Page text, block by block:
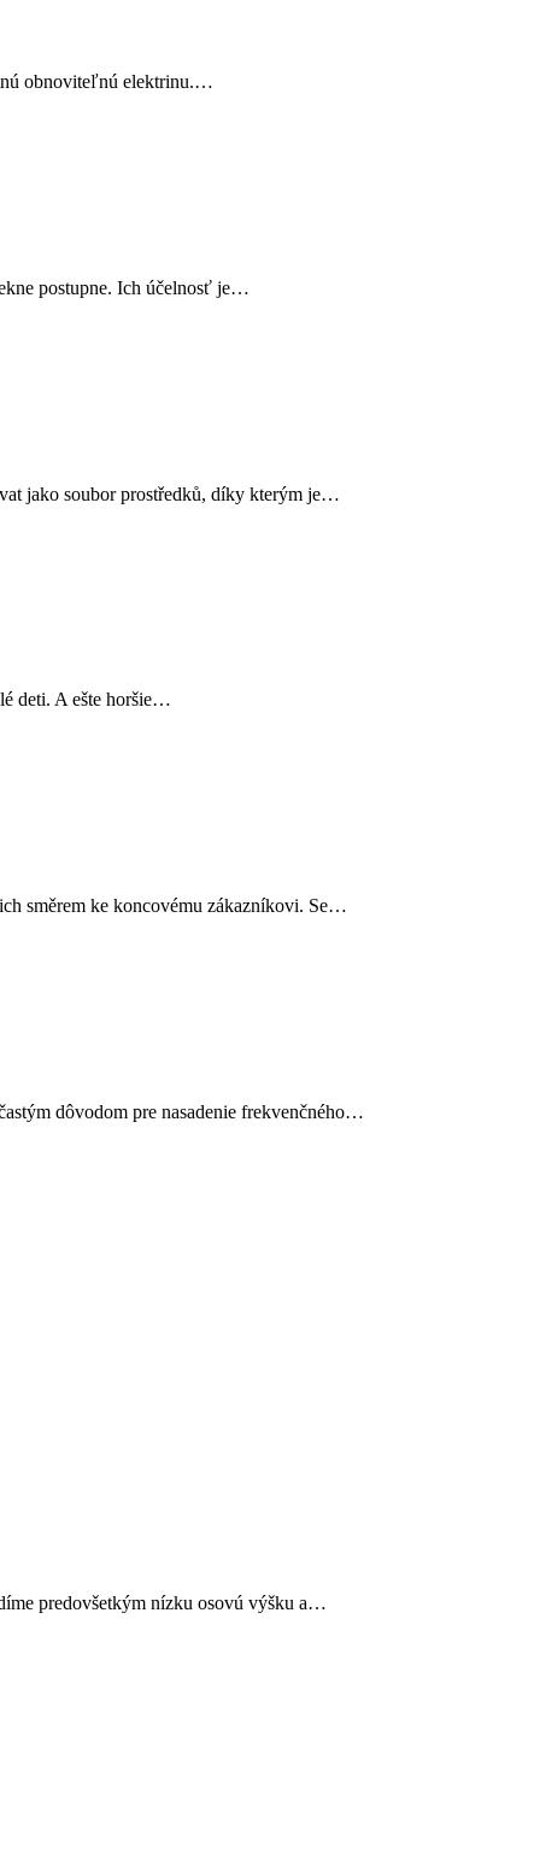
obnoviteľnú elektrinu.…
postupne. Ich účelnosť je…
jako soubor prostředků, díky kterým je…
deti. A ešte horšie…
směrem ke koncovému zákazníkovi. Se…
dôvodom pre nasadenie frekvenčného…
predovšetkým nízku osovú výšku a…